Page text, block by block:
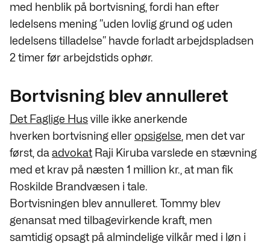
med henblik på bortvisning, fordi han efter
ledelsens mening ”uden lovlig grund og uden
ledelsens tilladelse” havde forladt arbejdspladsen
2 timer før arbejdstids ophør.
Bortvisning blev annulleret
Det Faglige Husville ikke anerkende
hverken bortvisning elleropsigelse , men det var
først, daadvokat Raji Kiruba varslede en stævning
med et krav på næsten 1 million kr., at man fik
Roskilde Brandvæsen i tale.
Bortvisningen blev annulleret. Tommy blev
genansat med tilbagevirkende kraft, men
samtidigopsagt på almindelige vilkår med i løn i